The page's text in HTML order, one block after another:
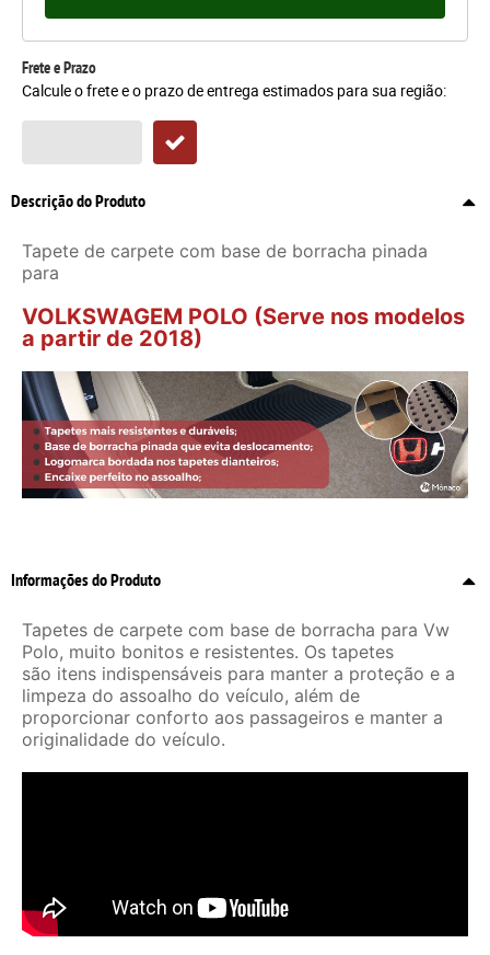
Frete e Prazo
Calcule o frete e o prazo de entrega estimados para sua região:
Descrição do Produto
Tapete de carpete com base de borracha pinada
para
VOLKSWAGEM POLO (Serve nos modelos
a partir de 2018)
Informações do Produto
Tapetes de carpete com base de borracha para Vw
Polo, muito bonitos e resistentes. Os tapetes
são itens indispensáveis para manter a proteção e a
limpeza do assoalho do veículo, além de
proporcionar conforto aos passageiros e manter a
originalidade do veículo.